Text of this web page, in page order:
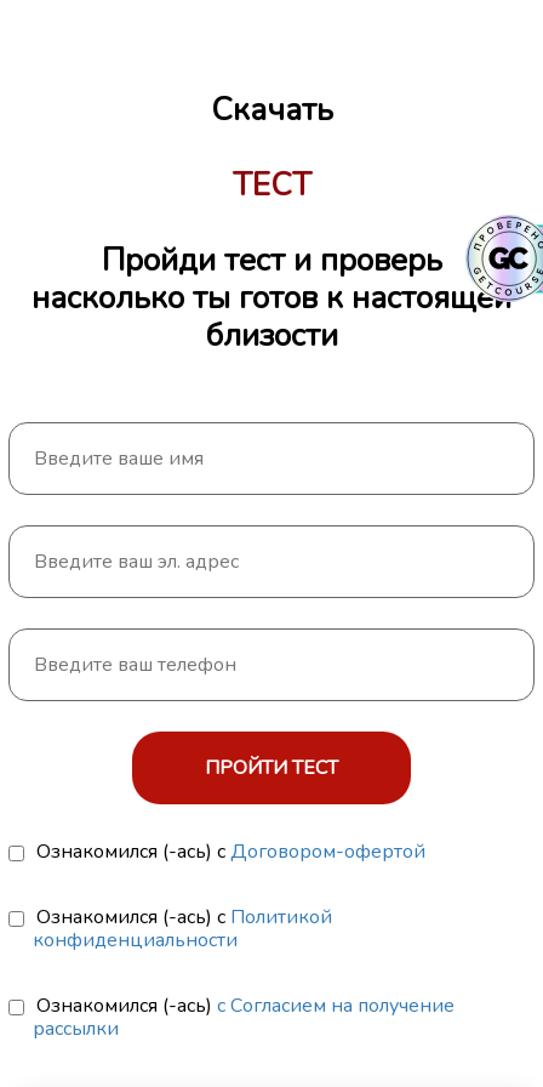
Скачать
ТЕСТ
Пройди тест и проверь
насколько ты готов к настоящей
близости
ПРОЙТИ ТЕСТ
Ознакомился (-ась) сДоговором-офертой
Ознакомился (-ась) с Политикой
конфиденциальности
Ознакомился (-ась) с Согласием на получение
рассылки